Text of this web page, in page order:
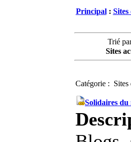
Principal:
Trié
Sites
Catégorie :
Solidaires du